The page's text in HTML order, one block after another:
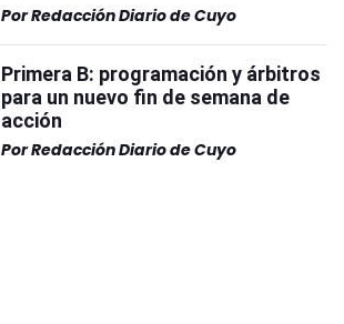
PorRedacción Diario de Cuyo
Primera B: programación y árbitros
para un nuevo fin de semana de
acción
PorRedacción Diario de Cuyo